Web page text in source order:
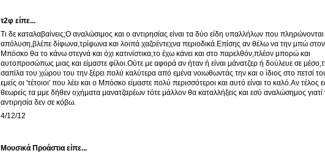
τ2φ είπε...
Τι δε καταλαβαίνεις;Ο αναλώσιμος και ο αντιρησίας είναι τα δύο είδη υπαλλήλων που πληρώνονται
απόλυση,βλέπε δίφωνα,τρίφωνα και λοιπά χαζοέντεχνα περιοδικά.Επίσης αν θέλω να την μπώ στον
Μπόσκο θα το κάνω στεγνά και όχι κατινίστικα,το έχω κάνει και στο παρελθόν,πλέον μπορώ και
αυτοπροσώπως μιας και είμαστε φίλοι.Ούτε με αφορά αν ήταν ή είναι μάνατζερ ή δούλευε σε
σαπίλα του χώρου του την ξέρει πολύ καλύτερα από εμένα νοιωθωντάς την και ο ίδιος στο πετσί
εμείς οι 'τέτοιοι' που λέει και ο Μπόσκο είμαστε πολύ περισσότεροι και αυτό είναι το καλό.Αν τέλος
θεωρείς τα μμε δήθεν οχήματα μανατζαρέων τότε μάλλον θα καταλλήξεις και εσύ αναλώσημος γιατί
αντιρησία δεν σε κόβω.
4/12/12
Μουσικά Προάστια είπε...